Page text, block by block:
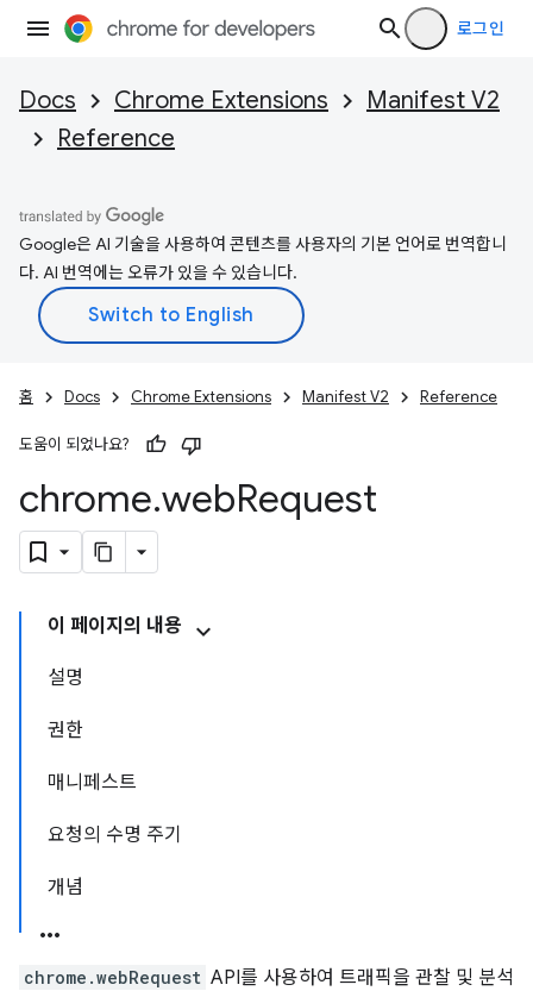
로그인
Docs Chrome Extensions
Manifest V2
Reference
Google은 AI 기술을 사용하여 콘텐츠를 사용자의 기본 언어로 번역합니
다. AI 번역에는 오류가 있을 수 있습니다.
홈 Docs Chrome Extensions Manifest V2 Reference
도움이 되었나요?
chrome.webRequest
이 페이지의 내용
설명
권한
매니페스트
요청의 수명 주기
개념
chrome.webRequest API를 사용하여 트래픽을 관찰 및 분석